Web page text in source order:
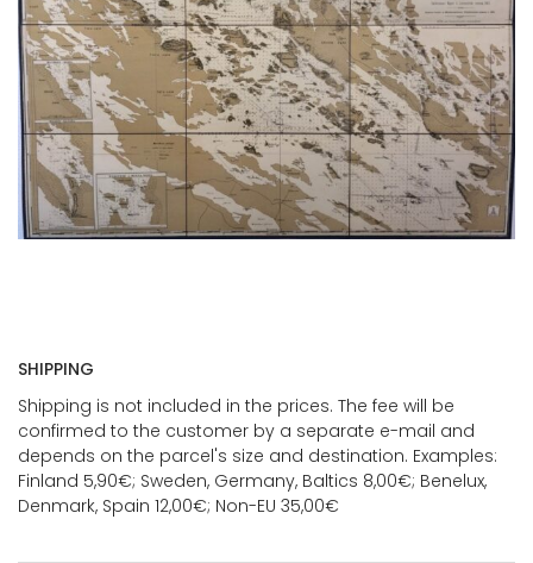
SHIPPING
Shipping is not included in the prices. The fee will be
confirmed to the customer by a separate e-mail and
depends on the parcel's size and destination. Examples:
Finland 5,90€; Sweden, Germany, Baltics 8,00€; Benelux,
Denmark, Spain 12,00€; Non-EU 35,00€